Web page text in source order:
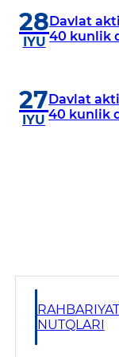
28
IYU
Davlat
40 kunlik
27
IYU
Davlat
40 kunlik
NUTQLARI